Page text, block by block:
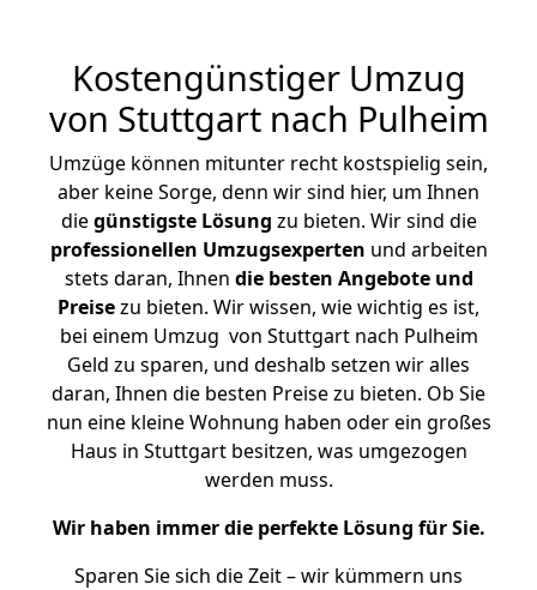
Kostengünstiger Umzug
von Stuttgart nach Pulheim
Umzüge können mitunter recht kostspielig sein,
aber keine Sorge, denn wir sind hier, um Ihnen
diegünstigste Lösung zu bieten. Wir sind die
professionellen Umzugsexperten und arbeiten
stets daran, Ihnen die besten Angebote und
Preisezu bieten. Wir wissen, wie wichtig es ist,
bei einem Umzug von Stuttgart nach Pulheim
Geld zu sparen, und deshalb setzen wir alles
daran, Ihnen die besten Preise zu bieten. Ob Sie
nun eine kleine Wohnung haben oder ein großes
Haus in Stuttgart besitzen, was umgezogen
werden muss.
Wir haben immer die perfekte Lösung für Sie.
Sparen Sie sich die Zeit – wir kümmern uns